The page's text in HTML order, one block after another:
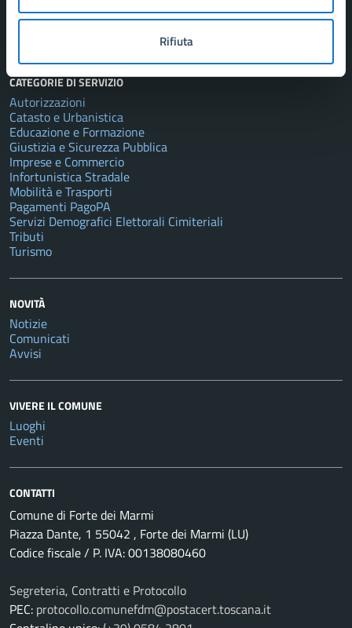
Rifiuta
Personale amministrativo
CATEGORIE DI SERVIZIO
Autorizzazioni
Catasto e Urbanistica
Educazione e Formazione
Giustizia e Sicurezza Pubblica
Imprese e Commercio
Infortunistica Stradale
Mobilità e Trasporti
Pagamenti PagoPA
Servizi Demografici Elettorali Cimiteriali
Tributi
Turismo
NOVITÀ
Notizie
Comunicati
Avvisi
VIVERE IL COMUNE
Luoghi
Eventi
CONTATTI
Comune di Forte dei Marmi
Piazza Dante, 1 55042 , Forte dei Marmi (LU)
Codice fiscale / P. IVA: 00138080460
Segreteria, Contratti e Protocollo
PEC: protocollo.comunefdm@postacert.toscana.it